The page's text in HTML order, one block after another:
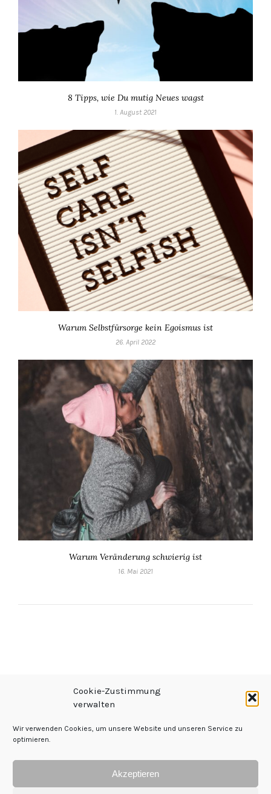
Cookie-Zustimmung
verwalten
Wir verwenden Cookies, um unsere Website und unseren Service zu
optimieren.
Akzeptieren
8 Tipps, wie Du mutig Neues wagst
1. August 2021
Warum Selbstfürsorge kein Egoismus ist
26. April 2022
Warum Veränderung schwierig ist
16. Mai 2021
Impressum|Datenschutz|Kontakt